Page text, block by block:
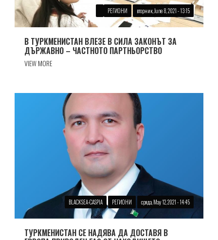
РЕГИОНИ вторник, June 8, 2021 - 13:15
В ТУРКМЕНИСТАН ВЛЕЗЕ В СИЛА ЗАКОНЪТ ЗА
ДЪРЖАВНО – ЧАСТНОТО ПАРТНЬОРСТВО
VIEW MORE
BLACKSEA-CASPIA РЕГИОНИ сряда, May 12, 2021 - 14:45
ТУРКМЕНИСТАН СЕ НАДЯВА ДА ДОСТАВЯ В